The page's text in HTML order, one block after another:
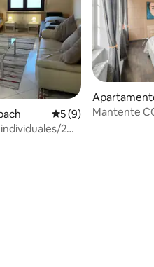
Calificación
5 (9)
2
Mantente